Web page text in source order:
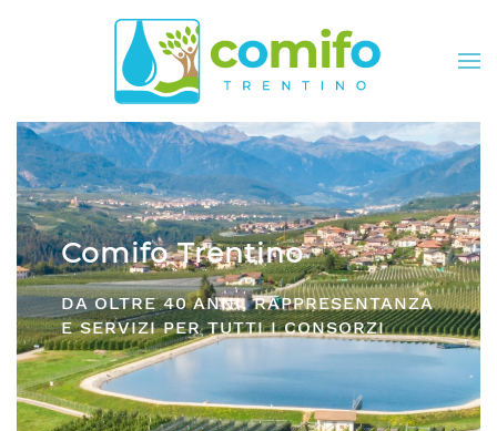
Skip to main content
Comifo Trentino
DA OLTRE 40 ANNI, RAPPRESENTANZA
E SERVIZI PER TUTTI I CONSORZI